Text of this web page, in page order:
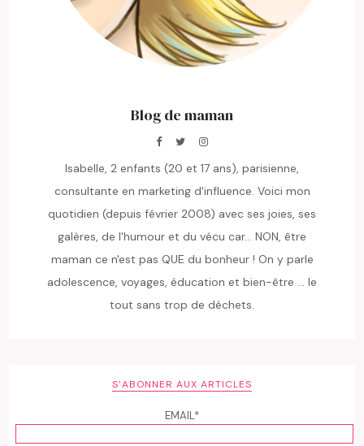
Blog de maman
Isabelle, 2 enfants (20 et 17 ans), parisienne,
consultante en marketing d'influence. Voici mon
quotidien (depuis février 2008) avec ses joies, ses
galères, de l'humour et du vécu car... NON, être
maman ce n'est pas QUE du bonheur ! On y parle
adolescence, voyages, éducation et bien-être ... le
tout sans trop de déchets.
S’ABONNER AUX ARTICLES
EMAIL*